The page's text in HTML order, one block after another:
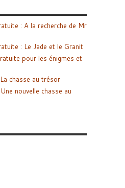
: A la recherche de Mr
: Le Jade et le Granit
pour les énigmes et
chasse au trésor
nouvelle chasse au